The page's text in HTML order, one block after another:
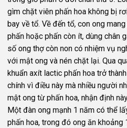
gìm chặt viên phấn hoa không bị
bay về tổ. Về đến tổ, con ong
phấn hoặc phấn còn ít, dùng chân
số ong thợ còn non có nhiệm vụ
với mật ong và nén chặt lại. Qua
khuẩn axít lactic phấn hoa trở
chính vì điều này mà nhiều người
mật ong từ phấn hoa, nhận định
Một đàn ong mạnh 1 năm có thể
phấn hoa, trong đó ong ăn